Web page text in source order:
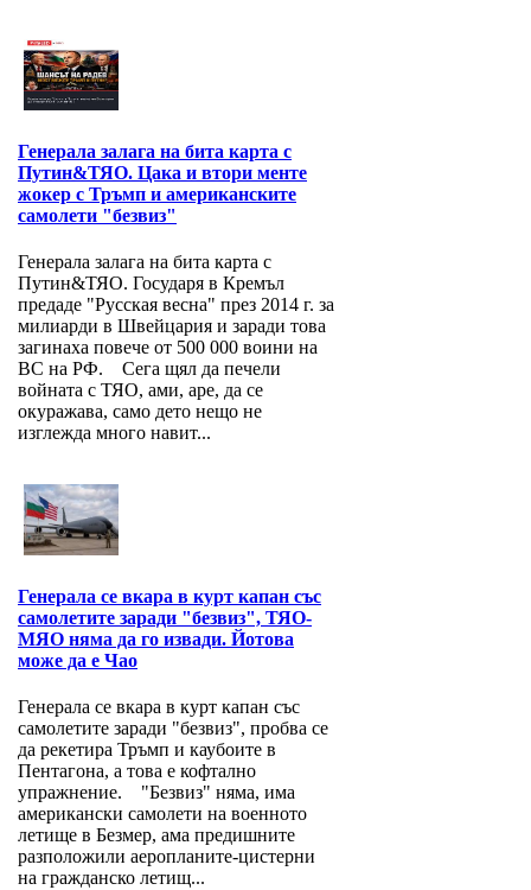
Генерала залага на бита карта с
Путин&ТЯО. Цака и втори менте
жокер с Тръмп и американските
самолети "безвиз"
Генерала залага на бита карта с
Путин&ТЯО. Государя в Кремъл
предаде "Русская весна" през 2014 г. за
милиарди в Швейцария и заради това
загинаха повече от 500 000 воини на
ВС на РФ. Сега щял да печели
войната с ТЯО, ами, аре, да се
окуражава, само дето нещо не
изглежда много навит...
Генерала се вкара в курт капан със
самолетите заради "безвиз", ТЯО-
МЯО няма да го извади. Йотова
може да е Чао
Генерала се вкара в курт капан със
самолетите заради "безвиз", пробва се
да рекетира Тръмп и каубоите в
Пентагона, а това е кофтално
упражнение. "Безвиз" няма, има
американски самолети на военното
летище в Безмер, ама предишните
разположили аеропланите-цистерни
на гражданско летищ...